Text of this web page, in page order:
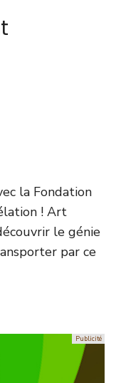
la Fondation
! Art
le génie
par ce